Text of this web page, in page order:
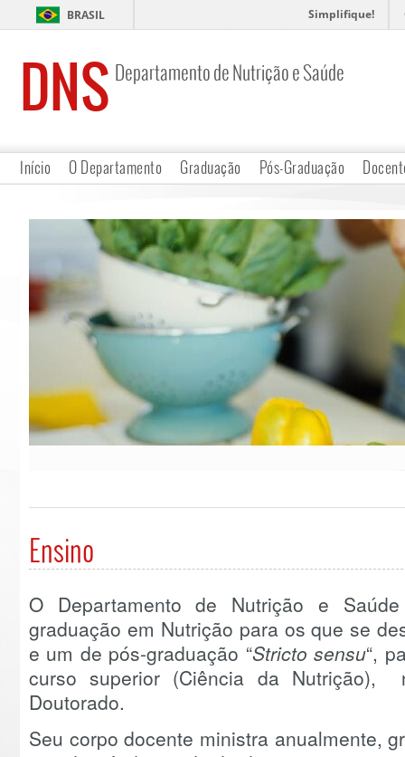
BRASIL Simplifique!
DNS Departamento de Nutrição e Saúde
Início O Departamento Graduação Pós-Graduação
Ensino
O Departamento de Nutrição e
graduação em Nutrição para os que se
e um de pós-graduação “Stricto sensu“,
curso superior (Ciência da
Doutorado.
Seu corpo docente ministra anualmente,